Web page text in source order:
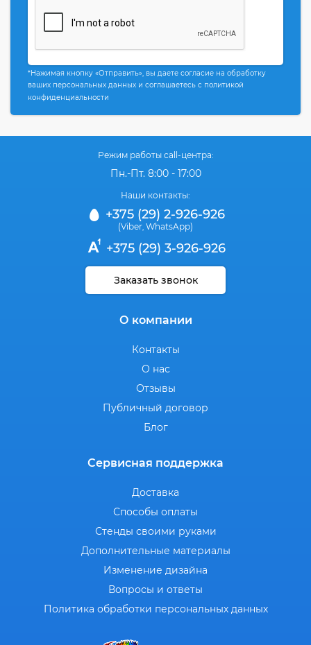
*Нажимая кнопку «Отправить», вы даете согласие на обработку
ваших персональных данных и соглашаетесь с политикой
конфиденциальности
Режим работы call-центра:
Пн.-Пт. 8:00 - 17:00
Наши контакты:
+375 (29) 2-926-926
(Viber WhatsApp)
+375 (29) 3-926-926
Заказать звонок
О компании
Контакты
О нас
Отзывы
Публичный договор
Блог
Сервисная поддержка
Доставка
Способы оплаты
Стенды своими руками
Дополнительные материалы
Изменение дизайна
Вопросы и ответы
Политика обработки персональных данных